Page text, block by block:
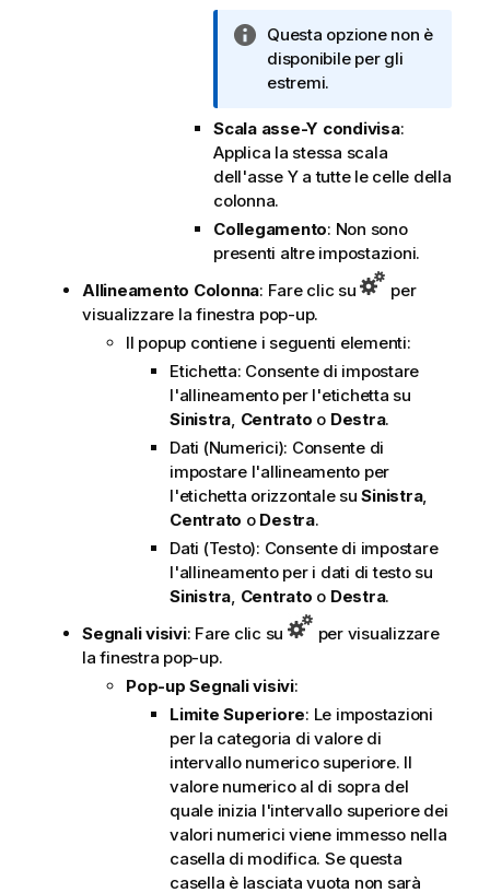
r
m
a
i
c
a
N
o
t
i
n
f
o
r
m
t
i
c
a
Questa opzione non è
disponibile per gli
estremi.
Scala asse-Y condivisa:
Applica la stessa scala
dell'asse Y a tutte le celle della
colonna.
Collegamento: Non sono
presenti altre impostazioni.
Allineamento Colonna: Fare clic su
per
visualizzare la finestra pop-up.
Il popup contiene i seguenti elementi:
Etichetta: Consente di impostare
l'allineamento per l'etichetta su
Sinistra Centrato o Destra.
Dati (Numerici): Consente di
impostare l'allineamento per
l'etichetta orizzontale suSinistra,
Centrato o Destra.
Dati (Testo): Consente di impostare
l'allineamento per i dati di testo su
Sinistra Centrato o Destra.
Segnali visivi: Fare clic su
per visualizzare
la finestra pop-up.
Pop-up Segnali visivi:
Limite Superiore: Le impostazioni
per la categoria di valore di
intervallo numerico superiore. Il
valore numerico al di sopra del
quale inizia l'intervallo superiore dei
valori numerici viene immesso nella
casella di modifica. Se questa
casella è lasciata vuota non sarà